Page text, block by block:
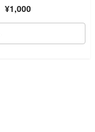
¥1,000